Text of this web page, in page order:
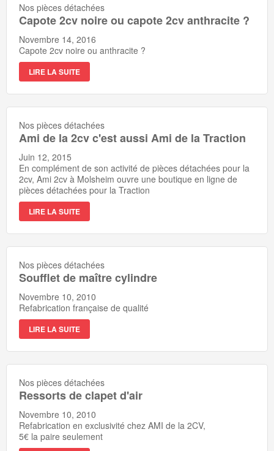
Nos pièces détachées
Capote 2cv noire ou capote 2cv anthracite ?
Novembre 14, 2016
Capote 2cv noire ou anthracite ?
LIRE LA SUITE
Nos pièces détachées
Ami de la 2cv c'est aussi Ami de la Traction
Juin 12, 2015
En complément de son activité de pièces détachées pour la
2cv, Ami 2cv à Molsheim ouvre une boutique en ligne de
pièces détachées pour la Traction
LIRE LA SUITE
Nos pièces détachées
Soufflet de maître cylindre
Novembre 10, 2010
Refabrication française de qualité
LIRE LA SUITE
Nos pièces détachées
Ressorts de clapet d'air
Novembre 10, 2010
Refabrication en exclusivité chez AMI de la 2CV,
5€ la paire seulement